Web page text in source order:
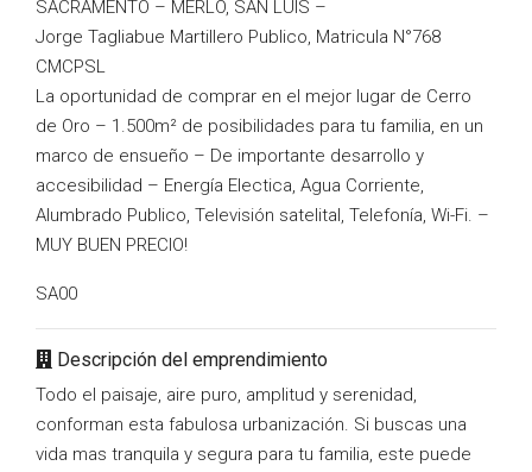
SACRAMENTO – MERLO, SAN LUIS –
Jorge Tagliabue Martillero Publico, Matricula N°768
CMCPSL
La oportunidad de comprar en el mejor lugar de Cerro
de Oro – 1.500m² de posibilidades para tu familia, en un
marco de ensueño – De importante desarrollo y
accesibilidad – Energía Electica, Agua Corriente,
Alumbrado Publico, Televisión satelital, Telefonía, Wi-Fi. –
MUY BUEN PRECIO!
SA00
Descripción del emprendimiento
Todo el paisaje, aire puro, amplitud y serenidad,
conforman esta fabulosa urbanización. Si buscas una
vida mas tranquila y segura para tu familia, este puede